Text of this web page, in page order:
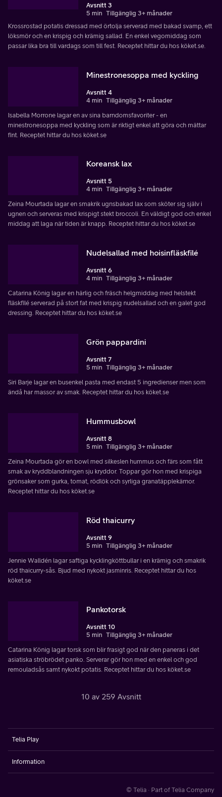
Avsnitt 3
5 min Tillgänglig 3+ månader
Krossrostad potatis dressad med örtolja serverad med bakad svamp, ett
löksmör och en krispig och krämig sallad. En enkel vegomiddag som
passar lika bra till vardags som till fest. Receptet hittar du hos köket.se.
Minestronesoppa med kyckling
Avsnitt 4
4 min Tillgänglig 3+ månader
Isabella Morrone lagar en av sina barndomsfavoriter - en
minestronesoppa med kyckling som är riktigt enkel att göra och mättar
fint. Receptet hittar du hos köket.se
Koreansk lax
Avsnitt 5
4 min Tillgänglig 3+ månader
Zeina Mourtada lagar en smakrik ugnsbakad lax som sköter sig själv i
ugnen och serveras med krispigt stekt broccoli. En väldigt god och enkel
middag att laga när tiden är knapp. Receptet hittar du hos köket.se
Nudelsallad med hoisinfläskfilé
Avsnitt 6
4 min Tillgänglig 3+ månader
Catarina König lagar en härlig och fräsch helgmiddag med helstekt
fläskfilé serverad på stort fat med krispig nudelsallad och en galet god
dressing. Receptet hittar du hos köket.se
Grön pappardini
Avsnitt 7
5 min Tillgänglig 3+ månader
Siri Barje lagar en busenkel pasta med endast 5 ingredienser men som
ändå har massor av smak. Receptet hittar du hos köket.se
Hummusbowl
Avsnitt 8
5 min Tillgänglig 3+ månader
Zeina Mourtada gör en bowl med silkeslen hummus och färs som fått
smak av kryddblandningen sju kryddor. Toppar gör hon med krispiga
grönsaker som gurka, tomat, rödlök och syrliga granatäpplekärnor.
Receptet hittar du hos köket.se
Röd thaicurry
Avsnitt 9
5 min Tillgänglig 3+ månader
Jennie Walldén lagar saftiga kycklingköttbullar i en krämig och smakrik
röd thaicurry-sås. Bjud med nykokt jasminris. Receptet hittar du hos
köket.se
Pankotorsk
Avsnitt 10
5 min Tillgänglig 3+ månader
Catarina König lagar torsk som blir frasigt god när den paneras i det
asiatiska ströbrödet panko. Serverar gör hon med en enkel och god
remouladsås samt nykokt potatis. Receptet hittar du hos köket.se
10 av 259 Avsnitt
Telia Play
Information
© Telia · Part of Telia Company